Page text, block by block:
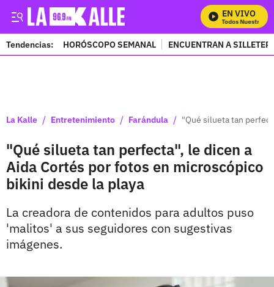
EN VIVO
Mira Todos Nuestros
Tendencias: HORÓSCOPO SEMANAL ENCUENTRAN A
La Kalle / Entretenimiento / Farándula / "Qué silueta tan
"Qué silueta tan perfecta", le dicen a
Aida Cortés por fotos en microscópico
bikini desde la playa
La creadora de contenidos para adultos puso
'malitos' a sus seguidores con sugestivas
imágenes.